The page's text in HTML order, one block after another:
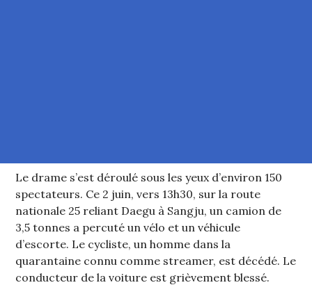
Le drame s’est déroulé sous les yeux d’environ 150
spectateurs. Ce 2 juin, vers 13h30, sur la route
nationale 25 reliant Daegu à Sangju, un camion de
3,5 tonnes a percuté un vélo et un véhicule
d’escorte. Le cycliste, un homme dans la
quarantaine connu comme streamer, est décédé. Le
conducteur de la voiture est grièvement blessé.